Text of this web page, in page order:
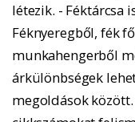
létezik. - Féktárcsa
Féknyeregből, fék
munkahengerből
árkülönbségek
megoldások